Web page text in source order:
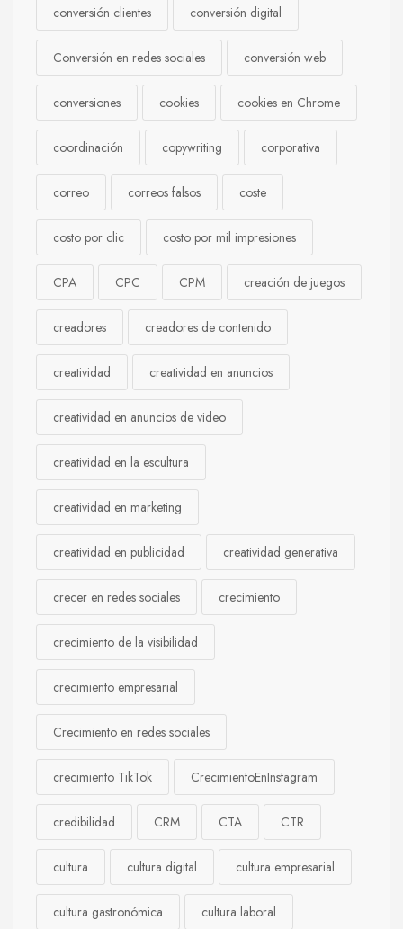
conversión clientes conversión digital
Conversión en redes sociales conversión web
conversiones cookies cookies en Chrome
coordinación copywriting corporativa
correo correos falsos coste
costo por clic costo por mil impresiones
CPA CPC CPM creación de juegos
creadores creadores de contenido
creatividad creatividad en anuncios
creatividad en anuncios de video
creatividad en la escultura
creatividad en marketing
creatividad en publicidad creatividad generativa
crecer en redes sociales crecimiento
crecimiento de la visibilidad
crecimiento empresarial
Crecimiento en redes sociales
crecimiento TikTok CrecimientoEnInstagram
credibilidad CRM CTA CTR
cultura cultura digital cultura empresarial
cultura gastronómica cultura laboral